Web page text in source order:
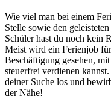
Wie viel man bei einem
Stelle sowie den
Schüler hast du noch kein
Meist wird ein Ferienjob
Beschäftigung gesehen,
steuerfrei verdienen
deiner Suche los und
der Nähe!